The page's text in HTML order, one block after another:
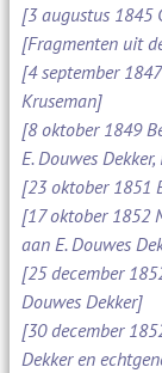
[3 augustus 1845
[Fragmenten uit
[4 september
Kruseman]
[8 oktober 1849
E. Douwes
[23 oktober 1851
[17 oktober 1852
aan E. Douwes
[25 december
Douwes Dekker]
[30 december
Dekker en